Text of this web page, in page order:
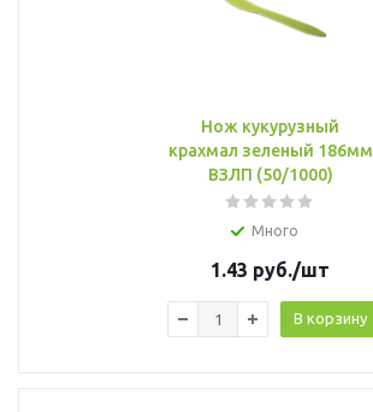
Нож кукурузный
крахмал зеленый 186мм
ВЗЛП (50/1000)
Много
1.43 руб./шт
В корзину